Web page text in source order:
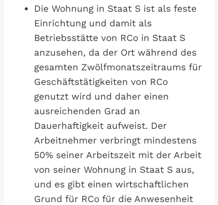
Die Wohnung in Staat S ist als feste
Einrichtung und damit als
Betriebsstätte von RCo in Staat S
anzusehen, da der Ort während des
gesamten Zwölfmonatszeitraums für
Geschäftstätigkeiten von RCo
genutzt wird und daher einen
ausreichenden Grad an
Dauerhaftigkeit aufweist. Der
Arbeitnehmer verbringt mindestens
50% seiner Arbeitszeit mit der Arbeit
von seiner Wohnung in Staat S aus,
und es gibt einen wirtschaftlichen
Grund für RCo für die Anwesenheit